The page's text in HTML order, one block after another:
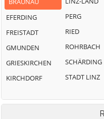
Handenberg
Uttendorf
Hochburg-Ach
Höhnhart
Jeging
EFERDING
FREISTADT
GMUNDEN
GRIESKIRCHEN
KIRCHDORF
PERG
RIED
ROHRBACH
SCHÄRDING
STADT LINZ